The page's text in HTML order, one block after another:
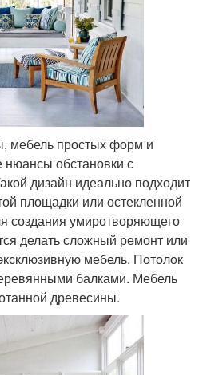
мебель простых форм и
нюансы обстановки с
дизайн идеально подходит
площадки или остекленной
создания умиротворяющего
делать сложный ремонт или
мебель. Потолок
балками. Мебель
древесины.